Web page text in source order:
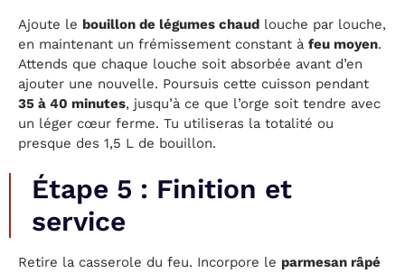
Ajoute le bouillon de légumes chaud louche par louche,
en maintenant un frémissement constant à feu moyen.
Attends que chaque louche soit absorbée avant d’en
ajouter une nouvelle. Poursuis cette cuisson pendant
35 à 40 minutes, jusqu’à ce que l’orge soit tendre avec
un léger cœur ferme. Tu utiliseras la totalité ou
presque des 1,5 L de bouillon.
Étape 5 : Finition et
service
Retire la casserole du feu. Incorpore le parmesan râpé